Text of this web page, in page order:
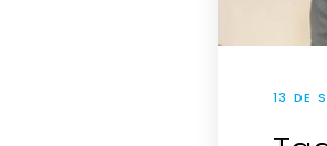
13 DE